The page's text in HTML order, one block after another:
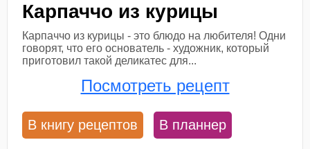
Карпаччо из курицы
Карпаччо из курицы - это блюдо на любителя! Одни
говорят, что его основатель - художник, который
приготовил такой деликатес для...
Посмотреть рецепт
В книгу рецептов В планнер